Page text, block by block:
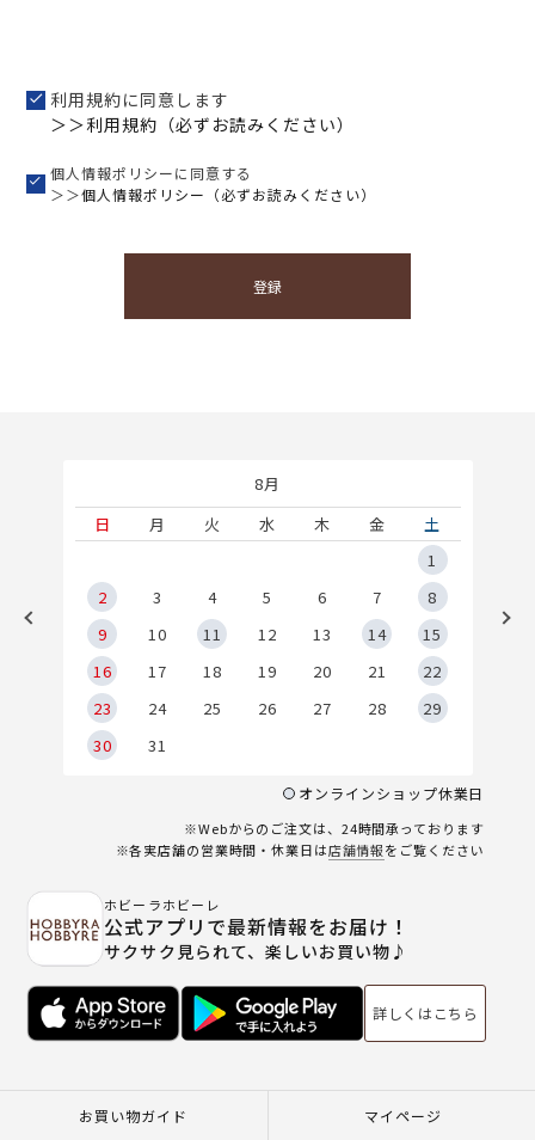
利用規約に同意します
＞＞利用規約（必ずお読みください）
個人情報ポリシーに同意する
＞＞個人情報ポリシー（必ずお読みください）
登録
8月
日
月 火 水 木 金
土
1
2
3 4 5 6 7
8
9
10 11 12 13 14
15
16
17 18 19 20 21
22
23
24 25 26 27 28
29
30
31
オンラインショップ休業日
※Webからのご注文は、24時間承っております
※各実店舗の営業時間・休業日は店舗情報をご覧ください
ホビーラホビーレ
公式アプリで最新情報をお届け！
サクサク見られて、楽しいお買い物♪
詳しくはこちら
お買い物ガイド マイページ